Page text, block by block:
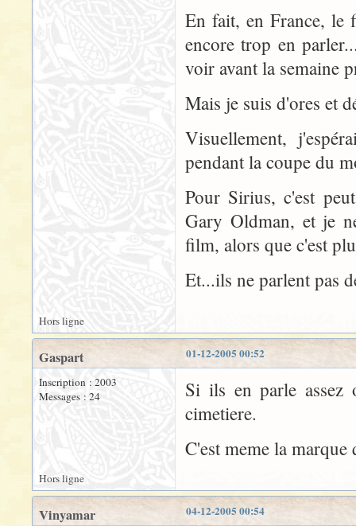
En fait, en France, le
encore trop en
voir avant la semaine
Mais je suis d'ores et
Visuellement,
pendant la coupe du
Pour Sirius, c'est
Gary Oldman, et je
film, alors que c'est
Et...ils ne parlent pas
Hors ligne
01-12-2005 00:52
Gaspart
Inscription : 2003
Messages : 24
Si ils en parle
cimetiere.
C'est meme la
Hors ligne
04-12-2005 00:54
Vinyamar